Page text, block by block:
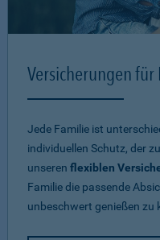
Versicherungen für
Jede Familie ist
individuellen Schutz, der
unseren flexiblen
Familie die passende
unbeschwert genießen zu